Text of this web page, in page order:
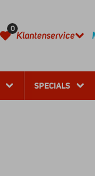
0
Klantenservice
SPECIALS